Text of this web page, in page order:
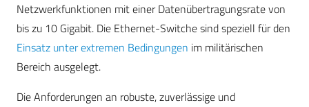
Netzwerkfunktionen mit einer Datenübertragungsrate von
bis zu 10 Gigabit. Die Ethernet-Switche sind speziell für den
Einsatz unter extremen Bedingungen im militärischen
Bereich ausgelegt.
Die Anforderungen an robuste, zuverlässige und